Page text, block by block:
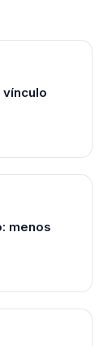
menos